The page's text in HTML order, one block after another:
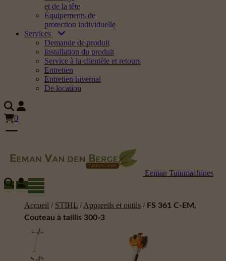
et de la tête
Équipements de
protection individuelle
Services
Demande de produit
Installation du produit
Service à la clientèle et retours
Entretien
Entretien hivernal
De location
0
Eeman Tuinmachines
Accueil / STIHL / Appareils et outils / FS 361 C-EM,
Couteau à taillis 300-3